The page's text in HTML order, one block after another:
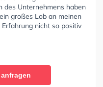
des Unternehmens haben
großes Lob an meinen
nicht so positiv